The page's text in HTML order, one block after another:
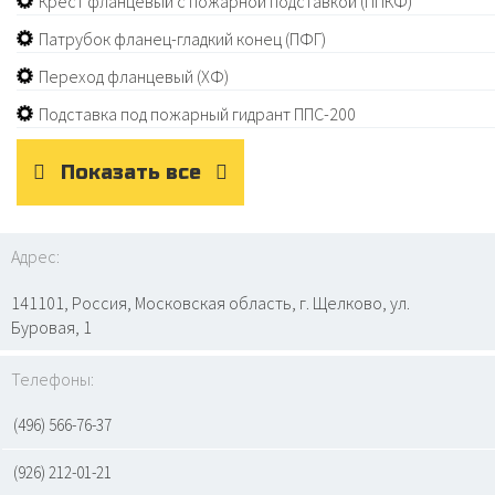
Патрубок фланец-гладкий конец (ПФГ)
Переход фланцевый (ХФ)
Подставка под пожарный гидрант ППС-200
Показать все
Адрес:
141101, Россия, Московская область, г. Щелково, ул.
Буровая, 1
Телефоны:
(496) 566-76-37
(926) 212-01-21